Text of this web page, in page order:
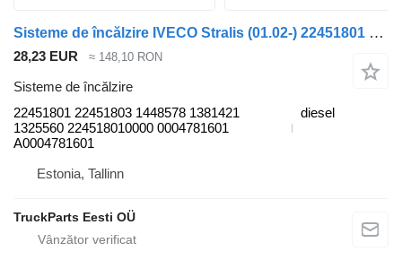
Sisteme de încălzire IVECO Stralis (01.02-) 22451801 pentru cap tractor IVECO Stralis, Trakker (2002-)
28,23 EUR ≈ 148,10 RON
Sisteme de încălzire
22451801 22451803 1448578 1381421
1325560 224518010000 0004781601
A0004781601
diesel
Estonia, Tallinn
TruckParts Eesti OÜ